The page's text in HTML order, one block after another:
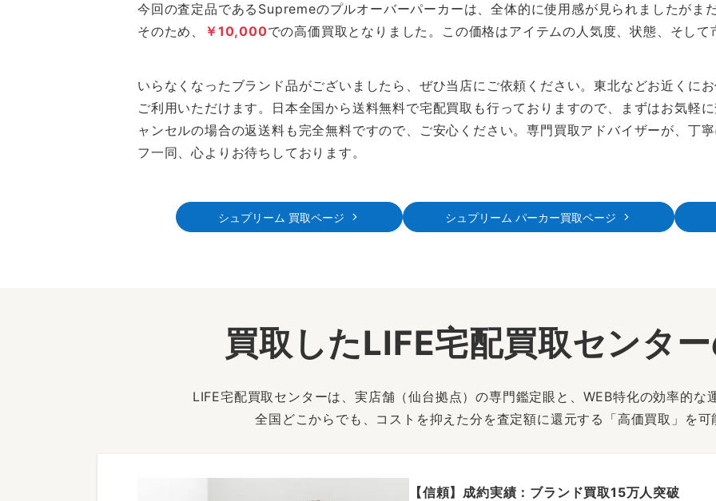
今回の査定品であるSupremeのプルオーバーパーカーは、全体的に使用感が見られましたがま
そのため、
￥10,000での高価買取となりました。この価格はアイテムの人気度、状態、そし
いらなくなったブランド品がございましたら、ぜひ当店にご依頼ください。東北などお近くに
ご利用いただけます。日本全国から送料無料で宅配買取も行っておりますので、まずはお気軽
ャンセルの場合の返送料も完全無料ですので、ご安心ください。専門買取アドバイザーが、丁
フ一同、心よりお待ちしております。
シュプリーム 買取ページ シュプリーム パーカー買取ページ
買取したLIFE宅配買取センタ
LIFE宅配買取センターは、実店舗（仙台拠点）の専門鑑定眼と、WEB特化の効率的な
全国どこからでも、コストを抑えた分を査定額に還元する「高価買取」を
【信頼】成約実績：ブランド買取15万人突破